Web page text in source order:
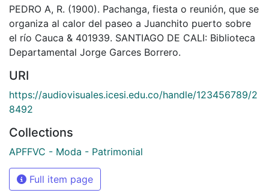
PEDRO A, R. (1900). Pachanga, fiesta o reunión, que se
organiza al calor del paseo a Juanchito puerto sobre
el río Cauca & 401939. SANTIAGO DE CALI: Biblioteca
Departamental Jorge Garces Borrero.
URI
https://audiovisuales.icesi.edu.co/handle/123456789/2
8492
Collections
APFFVC - Moda - Patrimonial
Full item page